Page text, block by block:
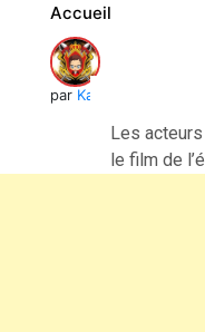
Accueil
par Kai
Les
le film de